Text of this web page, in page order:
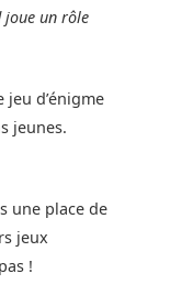
joue un rôle
jeu d’énigme
jeunes.
une place de
jeux
!